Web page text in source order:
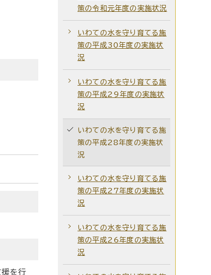
を行
策の令和元年度の実施状況
いわての水を守り育てる施
策の平成30年度の実施状
況
いわての水を守り育てる施
策の平成29年度の実施状
況
いわての水を守り育てる施
策の平成28年度の実施状
況
いわての水を守り育てる施
策の平成27年度の実施状
況
いわての水を守り育てる施
策の平成26年度の実施状
況